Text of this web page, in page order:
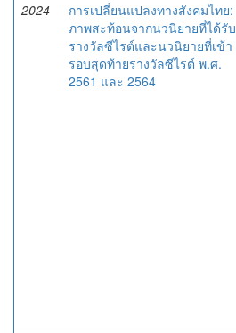
2024
การเปลี่ยนแปลงทางสังคมไทย:
ภาพสะท้อนจากนวนิยายที่ได้รับ
รางวัลซีไรต์และนวนิยายที่เข้า
รอบสุดท้ายรางวัลซีไรต์ พ.ศ.
2561 และ 2564